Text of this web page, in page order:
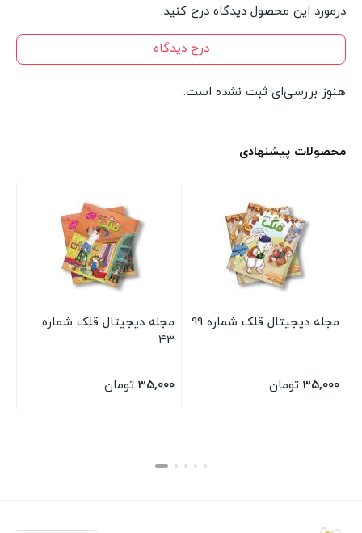
درمورد این محصول دیدگاه درج کنید.
درج دیدگاه
هنوز بررسی‌ای ثبت نشده است.
محصولات پیشنهادی
مجله دیجیتال قلک شماره 99
35,000 تومان
مجله دیجیتال قلک شماره
43
35,000 تومان